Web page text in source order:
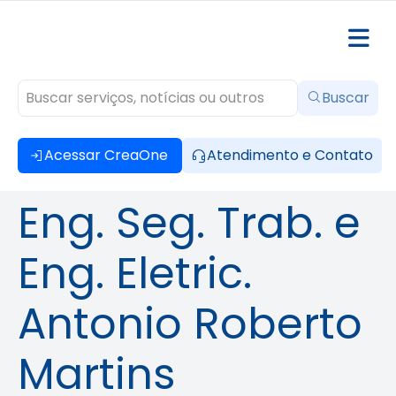
Acessar CreaOne Atendimento e Contato
Buscar
Eng. Seg. Trab. e
Eng. Eletric.
Antonio Roberto
Martins